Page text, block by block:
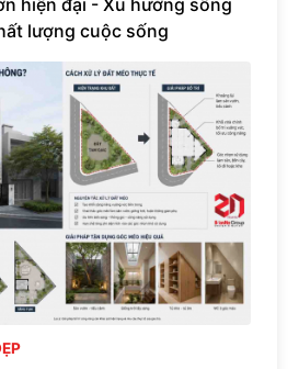
lượng cuộc sống